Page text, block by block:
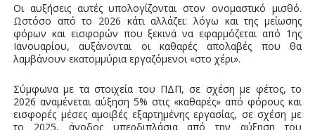
Οι αυξήσεις αυτές υπολογίζονται στον ονομαστικό μισθό.
Ωστόσο από το 2026 κάτι αλλάζει: λόγω και της μείωσης
φόρων και εισφορών που ξεκινά να εφαρμόζεται από 1ης
Ιανουαρίου, αυξάνονται οι καθαρές απολαβές που θα
λαμβάνουν εκατομμύρια εργαζόμενοι «στο χέρι».
Σύμφωνα με τα στοιχεία του ΠΔΠ, σε σχέση με φέτος, το
2026 αναμένεται αύξηση 5% στις «καθαρές» από φόρους και
εισφορές μέσες αμοιβές εξαρτημένης εργασίας, σε σχέση με
το 2025, άνοδος υπερδιπλάσια από την αύξηση του